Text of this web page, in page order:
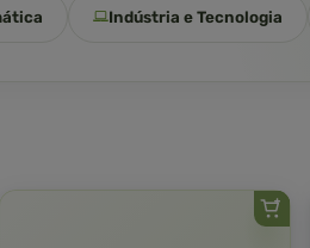
Indústria e Tecnologia